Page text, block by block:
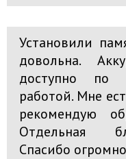
Установили
довольна.
доступно по
работой. Мне
рекомендую
Отдельная
Спасибо